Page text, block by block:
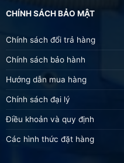
CHÍNH SÁCH BẢO MẬT
Chính sách đổi trả hàng
Chính sách bảo hành
Hướng dẫn mua hàng
Chính sách đại lý
Điều khoản và quy định
Các hình thức đặt hàng